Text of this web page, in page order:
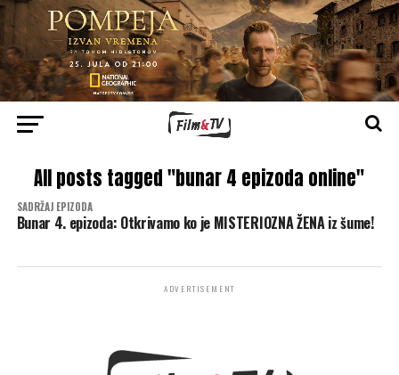
All posts tagged "bunar 4 epizoda online"
SADRŽAJ EPIZODA
Bunar 4. epizoda: Otkrivamo ko je MISTERIOZNA ŽENA iz šume!
ADVERTISEMENT